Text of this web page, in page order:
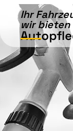
Ihr
wir bieten